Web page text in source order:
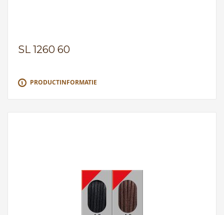
SL 1260 60
PRODUCTINFORMATIE